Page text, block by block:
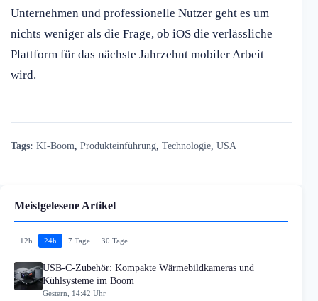
Unternehmen und professionelle Nutzer geht es um
nichts weniger als die Frage, ob iOS die verlässliche
Plattform für das nächste Jahrzehnt mobiler Arbeit
wird.
Tags: KI-Boom Produkteinführung Technologie USA
Meistgelesene Artikel
12h 24h 7 Tage 30 Tage
USB-C-Zubehör: Kompakte Wärmebildkameras und
Kühlsysteme im Boom
Gestern, 14:42 Uhr